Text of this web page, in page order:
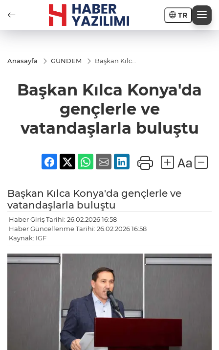
TR
Anasayfa GÜNDEM
Başkan Kılca
vatandaşlarla
buluştu
Başkan Kılca Konya'da
gençlerle ve
vatandaşlarla buluştu
Başkan Kılca Konya'da gençlerle ve
vatandaşlarla buluştu
Haber Giriş Tarihi: 26.02.2026 16:58
Haber Güncellenme Tarihi: 26.02.2026 16:58
Kaynak: IGF